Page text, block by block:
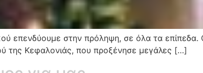
επενδύουμε στην πρόληψη, σε όλα τα
της Κεφαλονιάς, που προξένησε μεγάλες […]